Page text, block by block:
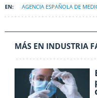
AGENCIA ESPAÑOLA DE
MÁS EN INDUSTRIA